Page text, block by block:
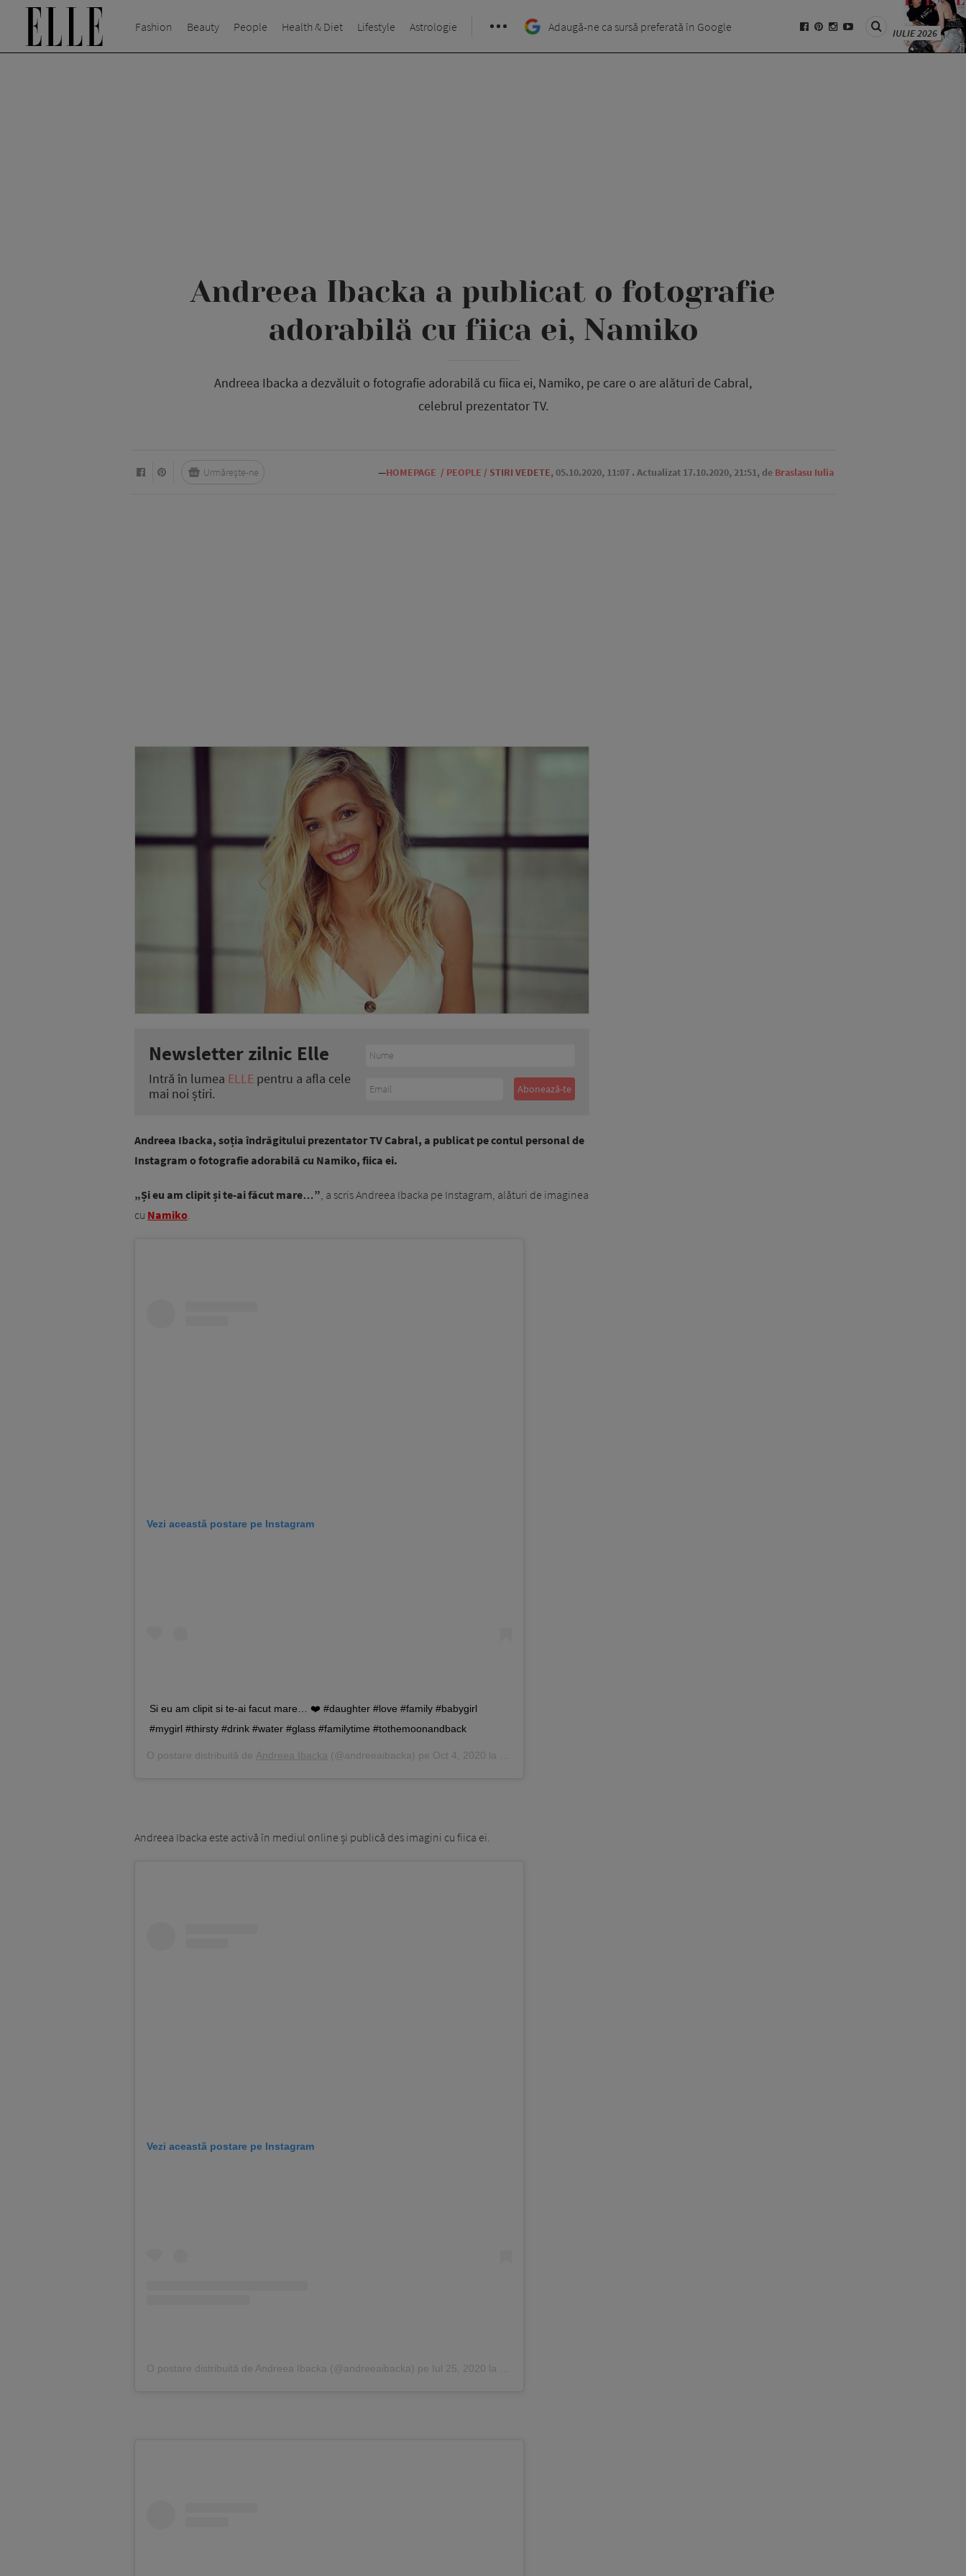
Fashion Beauty People Health & Diet Lifestyle Astrologie Adaugă-ne ca sursă preferată în Google IULIE 2026
Andreea Ibacka a publicat o fotografie
adorabilă cu fiica ei, Namiko
Andreea Ibacka a dezvăluit o fotografie adorabilă cu fiica ei, Namiko, pe care o are alături de Cabral,
celebrul prezentator TV.
—HOMEPAGE / PEOPLE / STIRI VEDETE,05.10.2020, 11:07 . Actualizat 17.10.2020, 21:51, de Braslasu Iulia
Urmărește-ne
Newsletter zilnic Elle
Intră în lumea ELLE pentru a afla cele
mai noi știri.
Andreea Ibacka, soția îndrăgitului prezentator TV Cabral, a publicat pe contul personal de
Instagram o fotografie adorabilă cu Namiko, fiica ei.
„Și eu am clipit și te-ai făcut mare…”, a scris Andreea Ibacka pe Instagram, alături de imaginea
cu Namiko.
Vezi această postare pe Instagram
Si eu am clipit si te-ai facut mare… ❤️ #daughter #love #family #babygirl
#mygirl #thirsty #drink #water #glass #familytime #tothemoonandback
O postare distribuită de Andreea Ibacka (@andreeaibacka) pe Oct 4, 2020 la 2:37 PDT
Andreea Ibacka este activă în mediul online și publică des imagini cu fiica ei.
Vezi această postare pe Instagram
O postare distribuită de Andreea Ibacka (@andreeaibacka) pe Iul 25, 2020 la 1:34 PDT